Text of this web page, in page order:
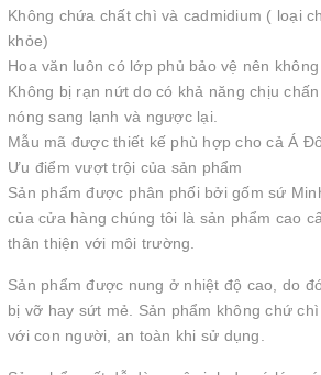
Không chứa chất chì và cadmidium ( loại
khỏe)
Hoa văn luôn có lớp phủ bảo vệ nên không
Không bị rạn nứt do có khả năng chịu
nóng sang lạnh và ngược lại.
Mẫu mã được thiết kế phù hợp cho cả Á
Ưu điểm vượt trội của sản phẩm
Sản phẩm được phân phối bởi gốm sứ
của cửa hàng chúng tôi là sản phẩm cao
thân thiện với môi trường.
Sản phẩm được nung ở nhiệt độ cao, do
bị vỡ hay sứt mẻ. Sản phẩm không chứ
với con người, an toàn khi sử dụng.